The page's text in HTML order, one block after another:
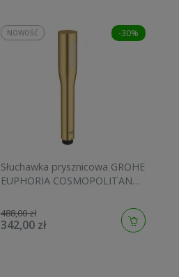
-30%
Słuchawka prysznicowa GROHE
EUPHORIA COSMOPOLITAN
27400GN0
488,00 zł
342,00 zł
NOWOŚĆ